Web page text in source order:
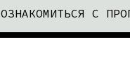
ОЗНАКОМИТЬСЯ С